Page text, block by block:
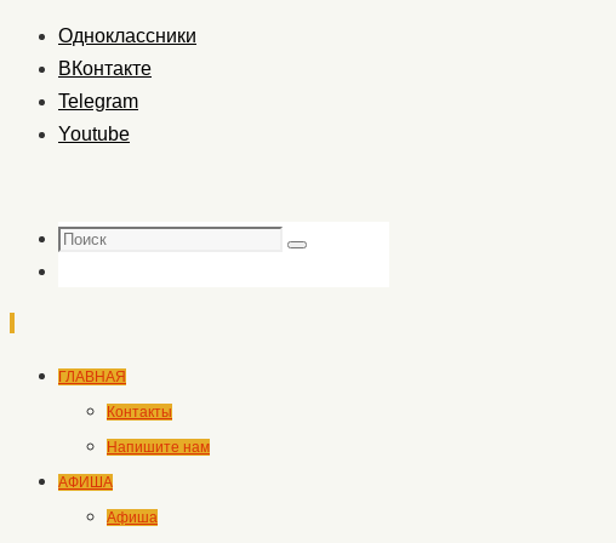
Одноклассники
ВКонтакте
Telegram
Youtube
Поиск
Поиск
Перейти
содержимому
ГЛАВНАЯ
Контакты
Напишите нам
АФИША
Афиша